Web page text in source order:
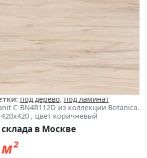
под дерево, под ламинат
C-BN4R112D из коллекции Botanica.
, цвет коричневый
в Москве